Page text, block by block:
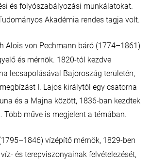
és folyószabályozási munkálatokat.
Akadémia rendes tagja volt.
Alois von Pechmann báró (1774–1861)
és mérnök. 1820-tól kezdve
lecsapolásával Bajoroszág területén,
I. Lajos királytól egy csatorna
és a Majna között, 1836-ban kezdtek
Több műve is megjelent a témában.
vízépítő mérnök, 1829-ben
és terepviszonyainak felvételezését,